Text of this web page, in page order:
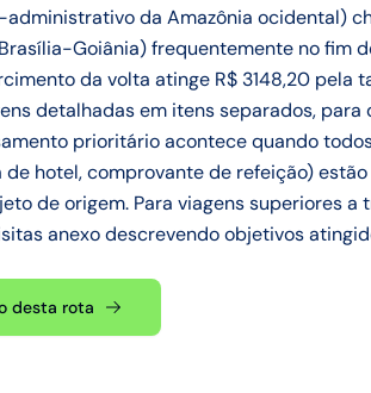
da Amazônia ocidental)
Goiânia) frequentemente no fim
da volta atinge R$ 3148,20 pela
detalhadas em itens separados,
prioritário acontece quando
de hotel, comprovante de refeição)
de origem. Para viagens superiores
anexo descrevendo objetivos
desta rota